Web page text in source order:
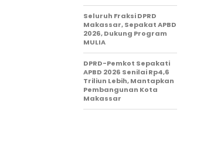
Seluruh Fraksi DPRD
Makassar, Sepakat APBD
2026, Dukung Program
MULIA
DPRD-Pemkot Sepakati
APBD 2026 Senilai Rp4,6
Triliun Lebih, Mantapkan
Pembangunan Kota
Makassar